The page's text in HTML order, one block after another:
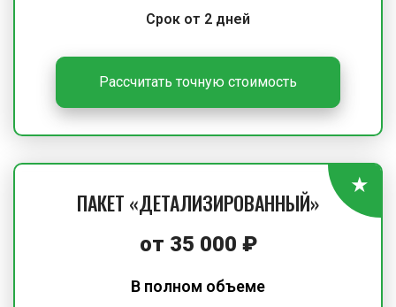
Срок от 2 дней
Рассчитать точную стоимость
ПАКЕТ «ДЕТАЛИЗИРОВАННЫЙ»
от 35 000 ₽
В полном объеме